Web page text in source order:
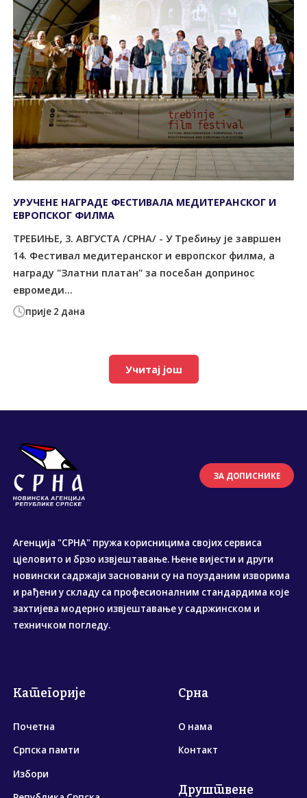
прије 2 дана
УРУЧЕНЕ НАГРАДЕ ФЕСТИВАЛА МЕДИТЕРАНСКОГ И
ЕВРОПСКОГ ФИЛМА
ТРЕБИЊЕ, 3. АВГУСТА /СРНА/ - У Требињу је завршен
14. Фестивал медитеранског и европског филма, а
награду "Златни платан" за посебан допринос
евромеди...
Учитај још
ЗА ДОПИСНИКЕ
Агенција "СРНА" пружа корисницима својих сервиса
цјеловито и брзо извјештавање. Њене вијести и други
новински садржаји засновани су на поузданим изворима
и рађени у складу са професионалним стандардима које
захтијева модерно извјештавање у садржинском и
техничком погледу.
Категорије
Почетна
Српска памти
Избори
Срна
О нама
Контакт
Друштвене